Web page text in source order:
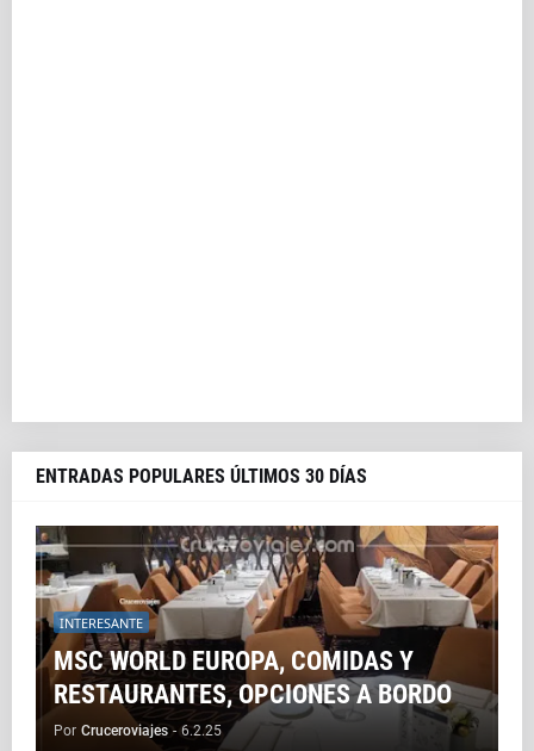
ENTRADAS POPULARES ÚLTIMOS 30 DÍAS
INTERESANTE
MSC WORLD EUROPA, COMIDAS Y
RESTAURANTES, OPCIONES A BORDO
Por Cruceroviajes - 6.2.25